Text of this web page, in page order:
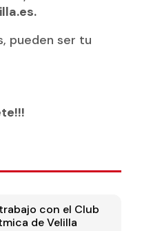
pueden ser tu
con el Club
de Velilla